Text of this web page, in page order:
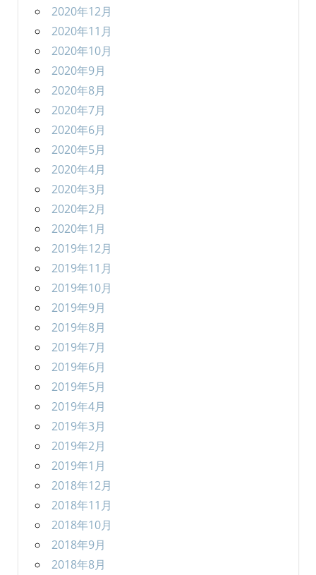
2020年12月
2020年11月
2020年10月
2020年9月
2020年8月
2020年7月
2020年6月
2020年5月
2020年4月
2020年3月
2020年2月
2020年1月
2019年12月
2019年11月
2019年10月
2019年9月
2019年8月
2019年7月
2019年6月
2019年5月
2019年4月
2019年3月
2019年2月
2019年1月
2018年12月
2018年11月
2018年10月
2018年9月
2018年8月